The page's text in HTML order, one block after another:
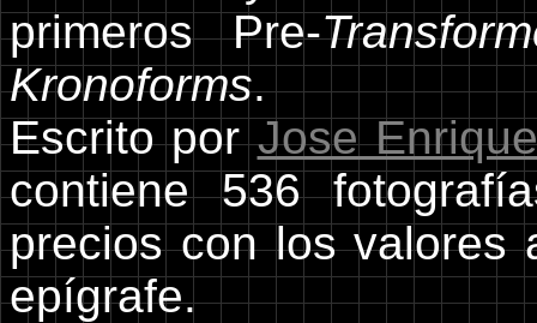
primeros Pre-
Kronoforms.
Escrito porJose
contiene 536
precios con los valores
epígrafe.